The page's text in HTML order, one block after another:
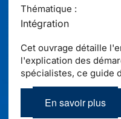
Thématique :
Intégration
Cet ouvrage détaille
l'explication des
spécialistes, ce guide
En savoir plus